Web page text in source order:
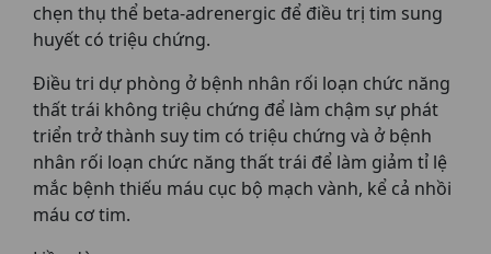
chẹn thụ thể beta-adrenergic để điều trị tim sung
huyết có triệu chứng.
Điều tri dự phòng ở bệnh nhân rối loạn chức năng
thất trái không triệu chứng để làm chậm sự phát
triển trở thành suy tim có triệu chứng và ở bệnh
nhân rối loạn chức năng thất trái để làm giảm tỉ lệ
mắc bệnh thiếu máu cục bộ mạch vành, kể cả nhồi
máu cơ tim.